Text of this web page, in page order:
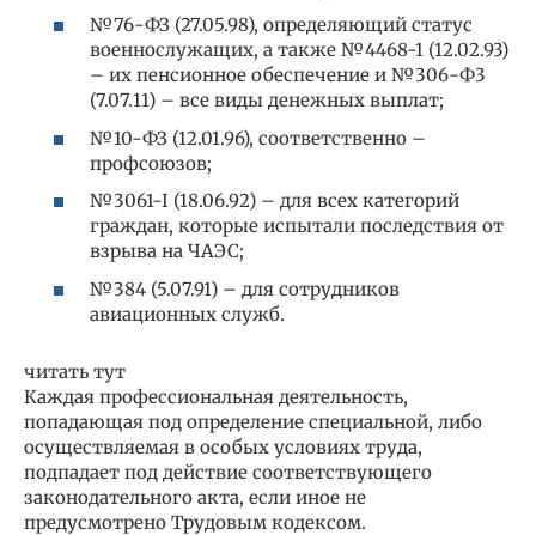
№76-ФЗ (27.05.98), определяющий статус
военнослужащих, а также №4468-1 (12.02.93)
– их пенсионное обеспечение и №306-Ф3
(7.07.11) – все виды денежных выплат;
№10-ФЗ (12.01.96), соответственно –
профсоюзов;
№3061-I (18.06.92) – для всех категорий
граждан, которые испытали последствия от
взрыва на ЧАЭС;
№384 (5.07.91) – для сотрудников
авиационных служб.
читать тут
Каждая профессиональная деятельность,
попадающая под определение специальной, либо
осуществляемая в особых условиях труда,
подпадает под действие соответствующего
законодательного акта, если иное не
предусмотрено Трудовым кодексом.